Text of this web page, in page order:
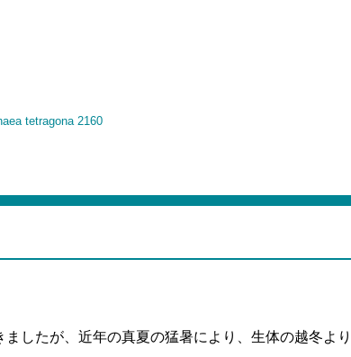
したが、近年の真夏の猛暑により、生体の越冬より